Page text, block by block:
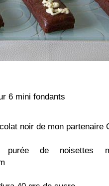
6 mini fondants
noir de mon partenaire
de noisettes